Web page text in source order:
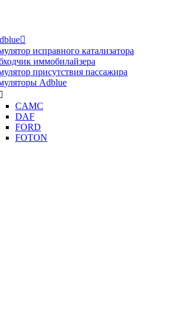

исправного катализатора
иммобилайзера
присутствия пассажира
Adblue
CAMC
DAF
FORD
FOTON